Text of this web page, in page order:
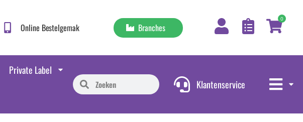
Online Bestelgemak Branches
0
Private Label
Klantenservice